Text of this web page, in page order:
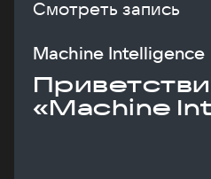
Смотреть запись
Machine Intelligence
«Machine